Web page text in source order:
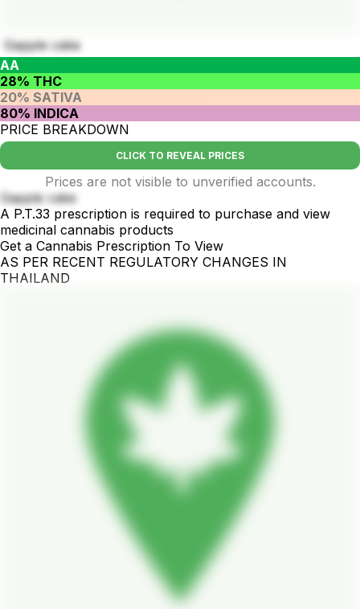
Gapple cake
AA
28% THC
20% SATIVA
80% INDICA
PRICE BREAKDOWN
CLICK TO REVEAL PRICES
Prices are not visible to unverified accounts.
Gapple cake
A P.T.33 prescription is required to purchase and view
medicinal cannabis products
Get a Cannabis Prescription To View
AS PER RECENT REGULATORY CHANGES IN
THAILAND